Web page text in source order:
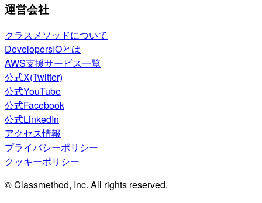
運営会社
クラスメソッドについて
DevelopersIOとは
AWS支援サービス一覧
公式X(Twitter)
公式YouTube
公式Facebook
公式LinkedIn
アクセス情報
プライバシーポリシー
クッキーポリシー
© Classmethod, Inc. All rights reserved.